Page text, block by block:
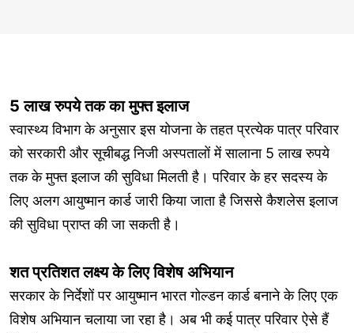
5 लाख रुपये तक का मुफ्त इलाज
स्वास्थ्य विभाग के अनुसार इस योजना के तहत प्रत्येक पात्र परिवार
को सरकारी और सूचीबद्ध निजी अस्पतालों में सालाना 5 लाख रुपये
तक के मुफ्त इलाज की सुविधा मिलती है। परिवार के हर सदस्य के
लिए अलग आयुष्मान कार्ड जारी किया जाता है जिससे कैशलेस इलाज
की सुविधा प्राप्त की जा सकती है।
शत प्रतिशत लक्ष्य के लिए विशेष अभियान
सरकार के निर्देशों पर आयुष्मान भारत गोल्डन कार्ड बनाने के लिए एक
विशेष अभियान चलाया जा रहा है। अब भी कई पात्र परिवार ऐसे हैं